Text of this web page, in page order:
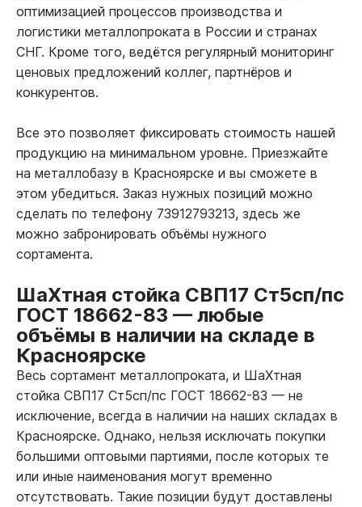
оптимизацией процессов производства и
логистики металлопроката в России и странах
СНГ. Кроме того, ведётся регулярный мониторинг
ценовых предложений коллег, партнёров и
конкурентов.
Все это позволяет фиксировать стоимость нашей
продукцию на минимальном уровне. Приезжайте
на металлобазу в Красноярске и вы сможете в
этом убедиться. Заказ нужных позиций можно
сделать по телефону 73912793213, здесь же
можно забронировать объёмы нужного
сортамента.
ШаХтная стойка СВП17 Ст5сп/пс
ГОСТ 18662-83 — любые
объёмы в наличии на складе в
Красноярске
Весь сортамент металлопроката, и ШаХтная
стойка СВП17 Ст5сп/пс ГОСТ 18662-83 — не
исключение, всегда в наличии на наших складах в
Красноярске. Однако, нельзя исключать покупки
большими оптовыми партиями, после которых те
или иные наименования могут временно
отсутствовать. Такие позиции будут доставлены